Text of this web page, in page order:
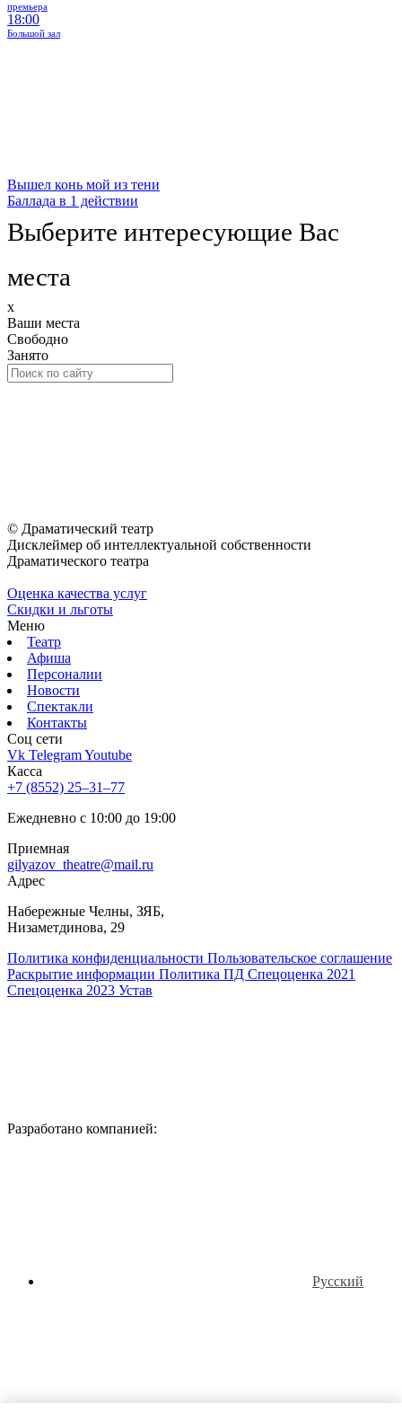
премьера
18:00
Большой зал
Вышел конь мой из тени
Баллада в 1 действии
Выберите интересующие Вас
места
x
Ваши места
Свободно
Занято
© Драматический театр
Дисклеймер об интеллектуальной собственности
Драматического театра
Оценка качества услуг
Скидки и льготы
Меню
Театр
Афиша
Персоналии
Новости
Спектакли
Контакты
Соц cети
Vk TelegramYoutube
Касса
+7 (8552) 25‒31‒77
Ежедневно с 10:00 до 19:00
Приемная
gilyazov_theatre@mail.ru
Адрес
​Набережные Челны, ЗЯБ,
Низаметдинова, 29
Политика конфиденциальности Пользовательское соглашение
Раскрытие информации Политика ПД Спецоценка 2021
Спецоценка 2023 Устав
Разработано компанией:
Русский